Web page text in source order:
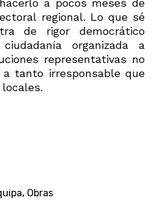
regional. Lo que sé
de rigor democrático
organizada a
representativas no
tanto irresponsable que
, Obras